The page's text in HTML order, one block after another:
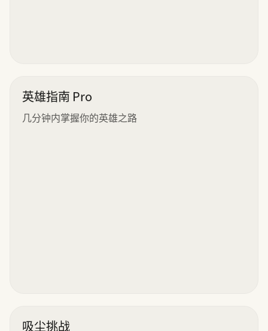
英雄指南 Pro
几分钟内掌握你的英雄之路
吸尘挑战